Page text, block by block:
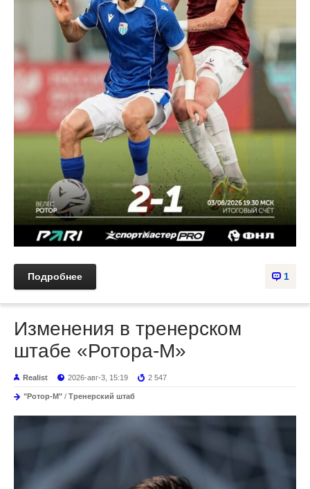
1
Подробнее
Изменения в тренерском
штабе «Ротора-М»
Realist 2026-авг-3, 15:19 2 547
"Ротор-М" / Тренерский штаб